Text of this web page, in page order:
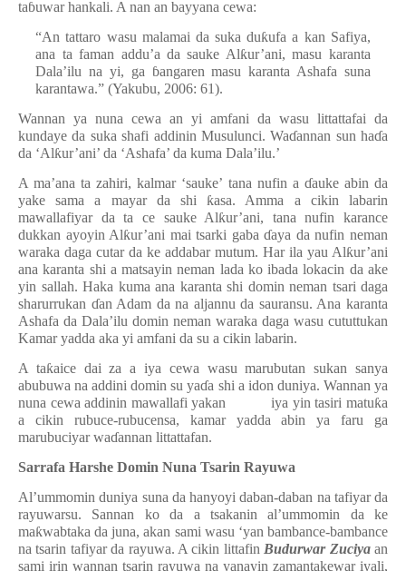
taɓuwar hankali. A nan an bayyana cewa:
“An tattaro wasu malamai da suka duƙufa a kan Safiya,
ana ta faman addu’a da sauke Alƙur’ani, masu karanta
Dala’ilu na yi, ga ɓangaren masu karanta Ashafa suna
karantawa.” (Yakubu, 2006: 61).
Wannan ya nuna cewa an yi amfani da wasu littattafai da
kundaye da suka shafi addinin Musulunci. Waɗannan sun haɗa
da ‘Alƙur’ani’ da ‘Ashafa’ da kuma Dala’ilu.’
A ma’ana ta zahiri, kalmar ‘sauke’ tana nufin a ɗauke abin da
yake sama a mayar da shi ƙasa. Amma a cikin labarin
mawallafiyar da ta ce sauke Alƙur’ani, tana nufin karance
dukkan ayoyin Alƙur’ani mai tsarki gabaɗaya da nufin neman
waraka daga cutar da ke addabar mutum. Har ila yau Alƙur’ani
ana karanta shi a matsayin neman lada ko ibada lokacin da ake
yin sallah. Haka kuma ana karanta shi domin neman tsari daga
sharurrukan ɗan Adam da na aljannu da sauransu. Ana karanta
Ashafa da Dala’ilu domin neman waraka daga wasu cututtukan
Kamar yadda aka yi amfani da su a cikin labarin.
A taƙaice dai za a iya cewa wasu marubutan sukan sanya
abubuwa na addini domin su yaɗa shi a idon duniya. Wannan ya
nuna cewa addinin mawallafi yakan iya yin tasiri matuƙa
a cikin rubuce-rubucensa, kamar yadda abin ya faru ga
marubuciyar waɗannan littattafan.
Sarrafa Harshe Domin Nuna Tsarin Rayuwa
Al’ummomin duniya suna da hanyoyi daban-daban na tafiyar da
rayuwarsu. Sannan ko da a tsakanin al’ummomin da ke
maƙwabtaka da juna, akan sami wasu ‘yan bambance-bambance
na tsarin tafiyar da rayuwa. A cikin littafin Budurwar Zuciyaan
sami irin wannan tsarin rayuwa na yanayin zamantakewar iyali,